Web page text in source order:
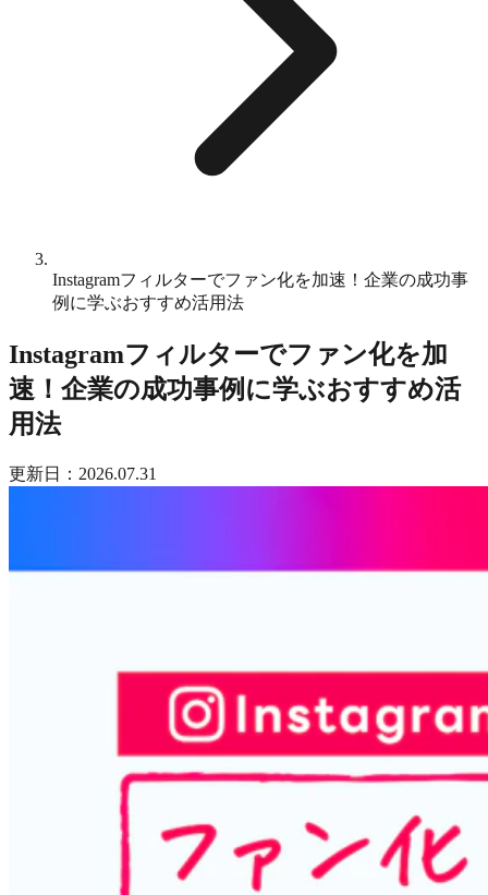
Instagramフィルターでファン化を加速！企業の成功事
例に学ぶおすすめ活用法
Instagramフィルターでファン化を加
速！企業の成功事例に学ぶおすすめ活
用法
更新日：2026.07.31